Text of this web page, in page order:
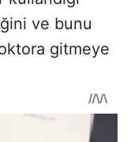
ve bunu
gitmeye